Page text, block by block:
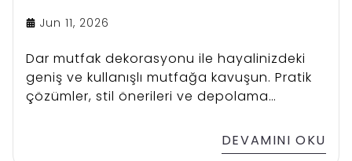
Jun 11, 2026
Dar mutfak dekorasyonu ile hayalinizdeki
geniş ve kullanışlı mutfağa kavuşun. Pratik
çözümler, stil önerileri ve depolama
DEVAMINI OKU